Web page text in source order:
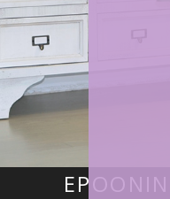
EPOONINE